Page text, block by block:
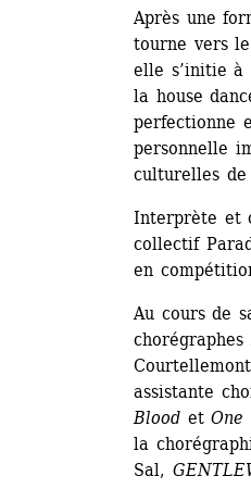
Après une
tourne vers
elle s’initie à
la house
perfectionne
personnelle
culturelles
Interprète et
collectif
en
Au cours de
assistante
Blood et One
la
Sal,